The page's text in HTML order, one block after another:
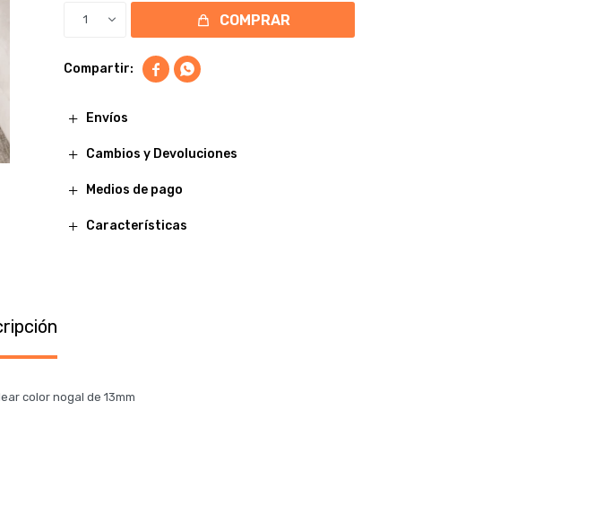
1 COMPRAR
 
Envíos
Cambios y Devoluciones
Medios de pago
Características
color nogal de 13mm